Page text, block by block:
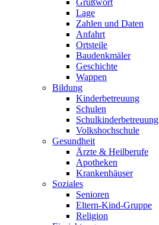
Grußwort
Lage
Zahlen und Daten
Anfahrt
Ortsteile
Baudenkmäler
Geschichte
Wappen
Bildung
Kinderbetreuung
Schulen
Schulkinderbetreuung
Volkshochschule
Gesundheit
Ärzte & Heilberufe
Apotheken
Krankenhäuser
Soziales
Senioren
Eltern-Kind-Gruppe
Religion